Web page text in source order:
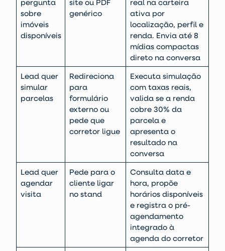
pergunta
sobre
imóveis
disponíveis
site ou PDF
genérico
real na carteira
ativa por
localização, perfil e
renda. Envia até 8
mídias compactas
direto na conversa
Lead quer
simular
parcelas
Redireciona
para
formulário
externo ou
pede que
corretor ligue
Executa simulação
com taxas reais,
valida se a renda
cobre 30% da
parcela e
apresenta o
resultado na
conversa
Lead quer
agendar
visita
Pede para o
cliente ligar
no stand
Consulta data e
hora, propõe
horários disponíveis
e registra o pré-
agendamento
integrado à
agenda do corretor